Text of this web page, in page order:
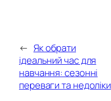
← Як обрати
ідеальний час для
навчання: сезонні
переваги та недоліки